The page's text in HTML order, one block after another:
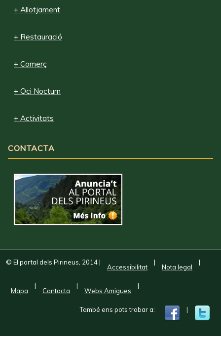
+ Allotjament
+ Restauració
+ Comerç
+ Oci Nocturn
+ Activitats
CONTACTA
© El portal dels Pirineus, 2014|
Accessibilitat
|
Nota legal
|
Mapa
|
Contacta
|
Webs Amigues
|
També ens pots trobar a: |